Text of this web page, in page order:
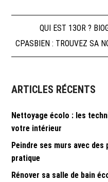
Navigation
de
l’article
QUI EST 13OR ?
CPASBIEN : TROUVEZ SA
ARTICLES RÉCENTS
Nettoyage écolo : les
votre intérieur
Peindre ses murs avec
pratique
Rénover sa salle de bain